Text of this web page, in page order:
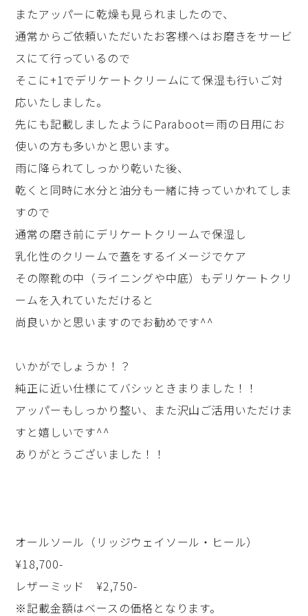
またアッパーに乾燥も見られましたので、
通常からご依頼いただいたお客様へはお磨きをサービ
スにて行っているので
そこに+1でデリケートクリームにて保湿も行いご対
応いたしました。
先にも記載しましたようにParaboot＝雨の日用にお
使いの方も多いかと思います。
雨に降られてしっかり乾いた後、
乾くと同時に水分と油分も一緒に持っていかれてしま
すので
通常の磨き前にデリケートクリームで保湿し
乳化性のクリームで蓋をするイメージでケア
その際靴の中（ライニングや中底）もデリケートクリ
ームを入れていただけると
尚良いかと思いますのでお勧めです^^
いかがでしょうか！？
純正に近い仕様にてバシッときまりました！！
アッパーもしっかり整い、また沢山ご活用いただけま
すと嬉しいです^^
ありがとうございました！！
オールソール（リッジウェイソール・ヒール）
¥18,700-
レザーミッド ¥2,750-
※記載金額はベースの価格となります。